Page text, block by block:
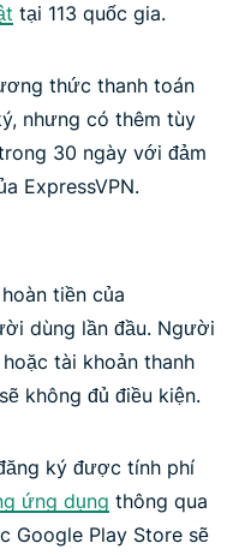
tại 113 quốc gia.
thức thanh toán
nhưng có thêm tùy
30 ngày với đảm
ExpressVPN.
tiền của
dùng lần đầu. Người
tài khoản thanh
không đủ điều kiện.
ký được tính phí
ứng dụng thông qua
Google Play Store sẽ